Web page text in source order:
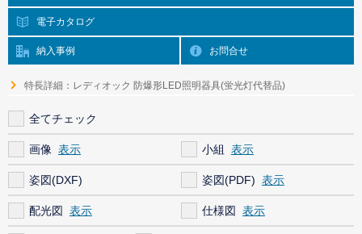
電子カタログ
納入事例 お問合せ
特長詳細：レディオック 防爆形LED照明器具(蛍光灯代替品)
全てチェック
画像 小組
姿図(DXF) 姿図(PDF)
配光図 仕様図